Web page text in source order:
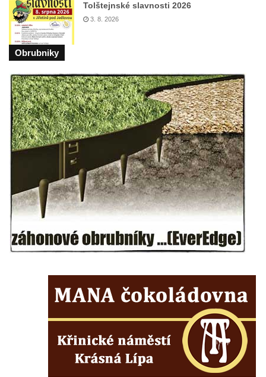
Tolštejnské slavnosti 2026
3. 8. 2026
Obrubniky